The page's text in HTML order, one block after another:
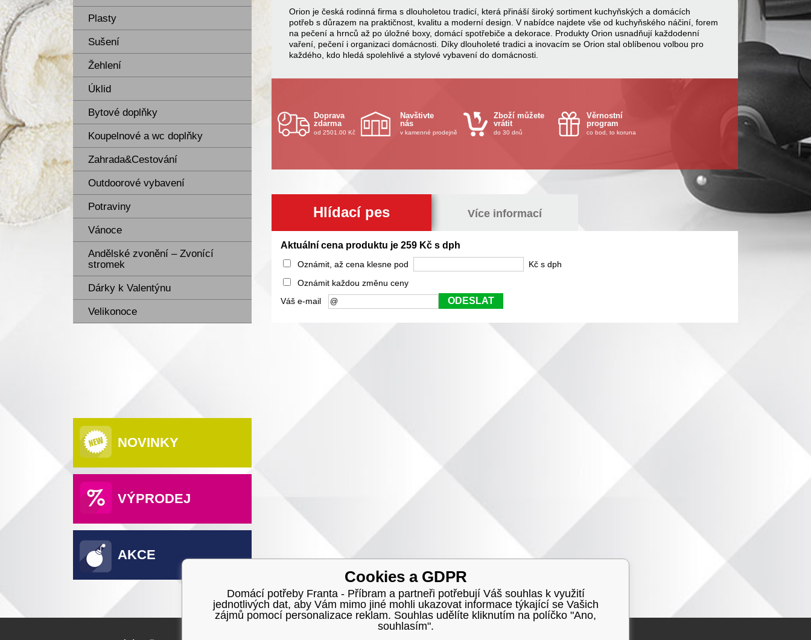
Plasty
Sušení
Žehlení
Úklid
Bytové doplňky
Koupelnové a wc doplňky
Zahrada&Cestování
Outdoorové vybavení
Potraviny
Vánoce
Andělské zvonění – Zvonící
stromek
Dárky k Valentýnu
Velikonoce
NOVINKY
VÝPRODEJ
AKCE
Orion je česká rodinná firma s dlouholetou tradicí, která přináší široký sortiment kuchyňských a domácích
potřeb s důrazem na praktičnost, kvalitu a moderní design. V nabídce najdete vše od kuchyňského náčiní, forem
na pečení a hrnců až po úložné boxy, domácí spotřebiče a dekorace. Produkty Orion usnadňují každodenní
vaření, pečení i organizaci domácnosti. Díky dlouholeté tradici a inovacím se Orion stal oblíbenou volbou pro
každého, kdo hledá spolehlivé a stylové vybavení do domácnosti.
Doprava
zdarma
od 2501.00 Kč
Navštivte
nás
v kamenné prodejně
Zboží můžete
vrátit
do 30 dnů
Věrnostní
program
co bod, to koruna
Hlídací pes Více informací
Aktuální cena produktu je 259 Kč s dph
Oznámit, až cena klesne pod
Kč s dph
Oznámit každou změnu ceny
Váš e-mail
ODESLAT
Cookies a GDPR
Domácí potřeby Franta - Příbram a partneři potřebují Váš souhlas k využití
jednotlivých dat, aby Vám mimo jiné mohli ukazovat informace týkající se Vašich
zájmů pomocí personalizace reklam. Souhlas udělíte kliknutím na políčko "Ano,
souhlasím".